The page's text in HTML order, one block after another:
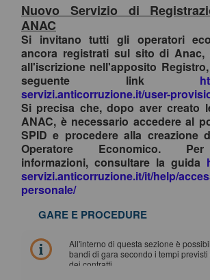
Nuovo Servizio di
ANAC
Si invitano tutti gli operatori
ancora registrati sul sito di Anac,
all'iscrizione nell'apposito
seguente link
servizi.anticorruzione.it/user-
Si precisa che, dopo aver creato
ANAC, è necessario accedere al
SPID e procedere alla creazione
Operatore Economico.
informazioni, consultare la guida
servizi.anticorruzione.it/it/help/
personale/
GARE E PROCEDURE
All'interno di questa sezione è
bandi di gara secondo i tempi
dei contratti.